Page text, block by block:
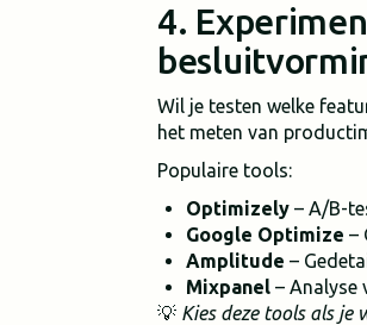
4.
Wil je testen welke
het meten van
Populaire tools:
Optimizely – A/B-
Google Optimize –
Amplitude –
Mixpanel – Analyse
💡 Kies deze tools als je